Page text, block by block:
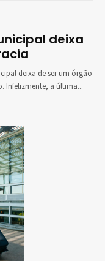
deixa
deixa de ser um órgão
Infelizmente, a última...